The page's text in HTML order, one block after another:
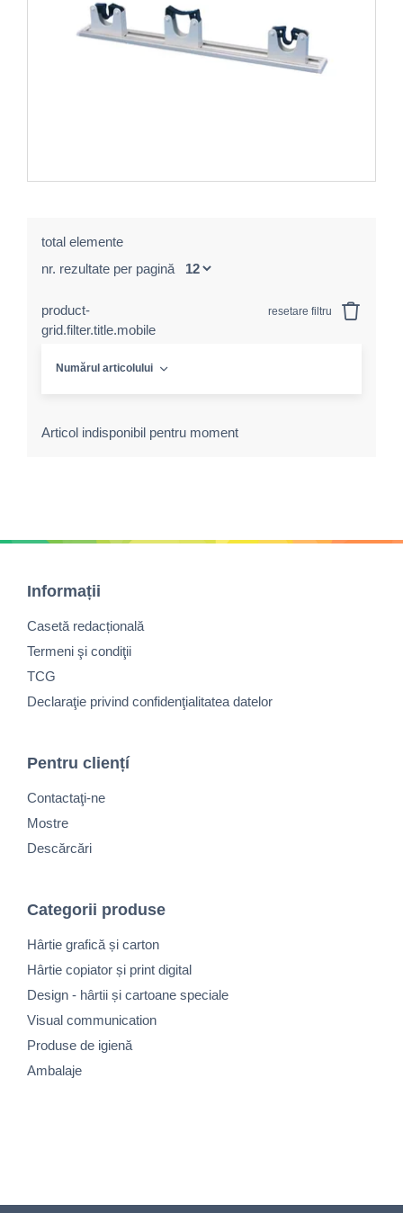
total elemente
nr. rezultate per pagină
product-
grid.filter.title.mobile
resetare filtru
Numărul articolului
Articol indisponibil pentru moment
Informații
Casetă redacțională
Termeni şi condiţii
TCG
Declaraţie privind confidenţialitatea datelor
Pentru cliențí
Contactaţi-ne
Mostre
Descărcări
Categorii produse
Hârtie grafică și carton
Hârtie copiator și print digital
Design - hârtii și cartoane speciale
Visual communication
Produse de igienă
Ambalaje